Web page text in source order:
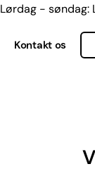
Lørdag - søndag:
Kontakt os